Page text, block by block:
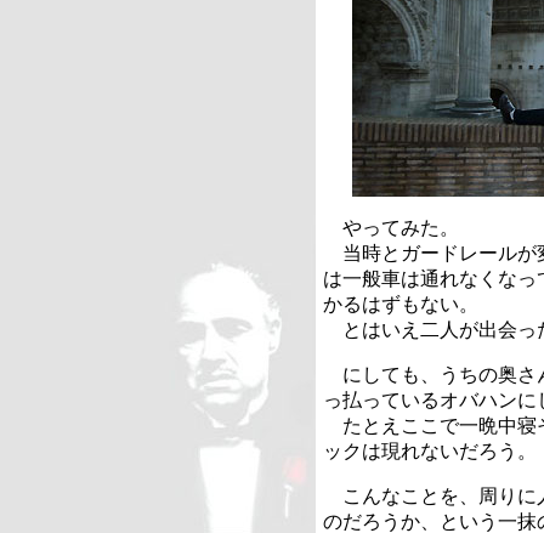
やってみた。
当時とガードレールが
は一般車は通れなくな
かるはずもない。
とはいえ二人が出会っ
にしても、うちの奥さ
っ払っているオバハン
たとえここで一晩中寝
ックは現れないだろう。
こんなことを、周りに
のだろうか、という一